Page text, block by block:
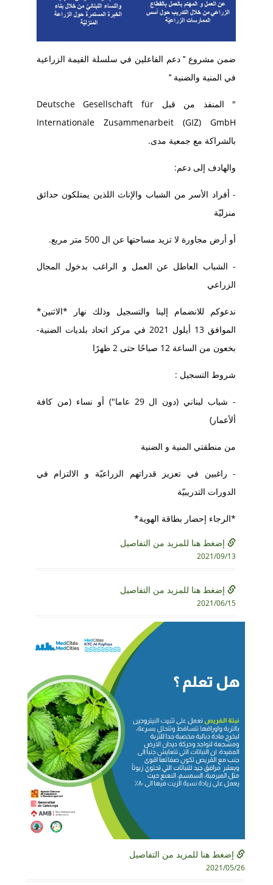
ضمن مشروع ‘’ دعم الفاعلين في سلسلة القيمة الزراعية
في المنية والضنية ‘’
" المنفذ من قبل Deutsche Gesellschaft für
Internationale Zusammenarbeit (GIZ) GmbH
بالشراكة مع جمعية مدى.
والهادف إلى دعم:
- أفراد الأسر من الشباب والإناث اللذين يمتلكون حدائق
منزليّة
أو أرض مجاورة لا تزيد مساحتها عن ال 500 متر مربع.
- الشباب العاطل عن العمل و الراغب بدخول المجال
الزراعي
ندعوكم للانضمام إلينا والتسجيل وذلك نهار *الاثنين*
الموافق 13 أيلول 2021 في مركز اتحاد بلديات الضنية-
بخعون من الساعة 12 صباحًا حتى 2 ظهرًا
شروط التسجيل :
- شباب لبناني (دون ال 29 عاما") أو نساء (من كافة
ألأعمار)
من منطقتي المنية و الضنية
- راغبين في تعزيز قدراتهم الزراعيّة و الالتزام في
الدورات التدريبيّة
*الرجاء إحضار بطاقة الهوية*
إضغط هنا للمزيد من التفاصيل
2021/09/13
إضغط هنا للمزيد من التفاصيل
2021/06/15
إضغط هنا للمزيد من التفاصيل
2021/05/26